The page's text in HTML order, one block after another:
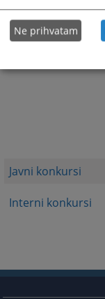
Javni konkursi
Interni konkursi
Ne prihvatam